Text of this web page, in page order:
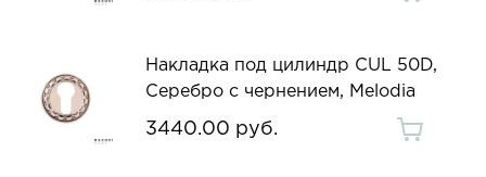
Накладка под цилиндр CUL 50D,
Серебро с чернением, Melodia
3440.00 руб.